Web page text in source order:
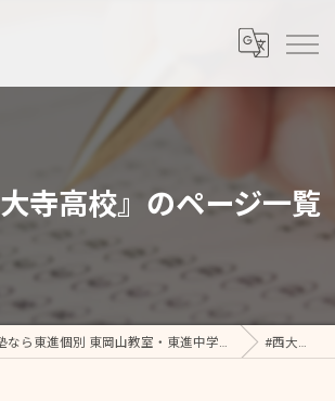
寺高校』のページ一覧
岡山県岡山市の塾なら東進個別 東岡山教室・東進中学NET/東進衛星予備校 東岡山校 #西大寺高校